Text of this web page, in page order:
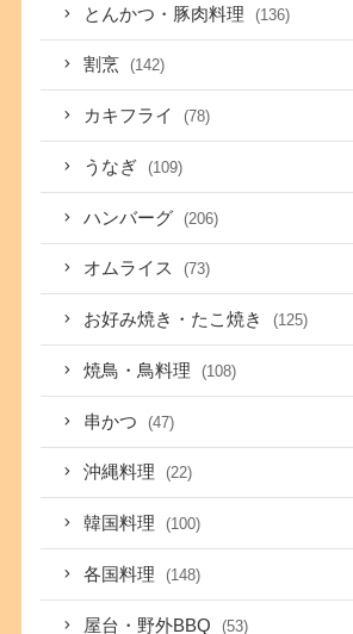
とんかつ・豚肉料理 (136)
割烹 (142)
カキフライ (78)
うなぎ (109)
ハンバーグ (206)
オムライス (73)
お好み焼き・たこ焼き (125)
焼鳥・鳥料理 (108)
串かつ (47)
沖縄料理 (22)
韓国料理 (100)
各国料理 (148)
屋台・野外BBQ (53)